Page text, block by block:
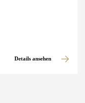
Details ansehen